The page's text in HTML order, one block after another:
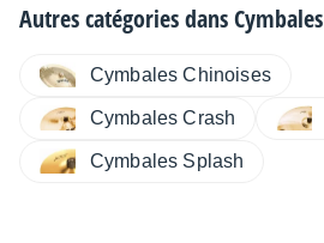
Autres catégories dansCymbales
Cymbales Chinoises
Cymbales Crash
Cymbales Splash